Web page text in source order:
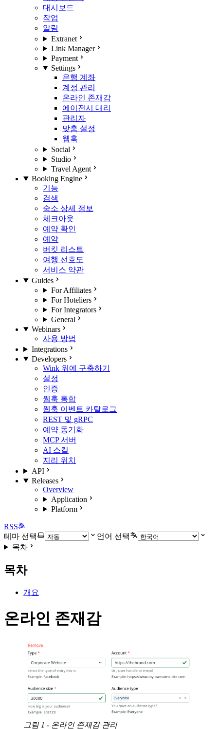
대시보드
작업
알림
Extranet
Link Manager
Payment
Settings
은행 계좌
계정 관리
온라인 존재감
에이전시 대리
관리자
맞춤 설정
웹훅
Social
Studio
Travel Agent
Booking Engine
기능
검색
숙소 상세 정보
체크아웃
예약 확인
예약
버킷 리스트
여행 선호도
서비스 약관
Guides
For Affiliates
For Hoteliers
For Integrators
General
Webinars
사용 방법
Integrations
Developers
Wink 위에 구축하기
설정
인증
웹훅 통합
웹훅 이벤트 카탈로그
REST 및 gRPC
예약 동기화
MCP 서버
AI 스킬
지리 위치
API
Releases
Overview
Application
Platform
RSS
테마 선택
언어 선택
목차
목차
개요
온라인 존재감
그림 1 - 온라인 존재감 관리